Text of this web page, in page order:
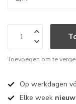
Toevoegen om te
Op werkdagen
Elke week